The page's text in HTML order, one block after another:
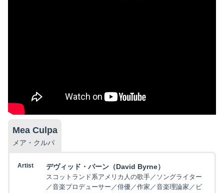
Mea Culpa
メア・クルパ
Artist デヴィッド・バーン（David Byrne）
スコットランド系アメリカ人の歌手／ソングライター
／音楽プロデューサー／俳優／作家／音楽理論家／ビ